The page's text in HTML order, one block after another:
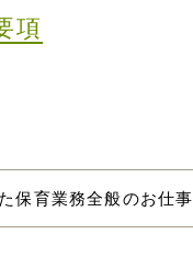
項
保育業務全般のお仕事